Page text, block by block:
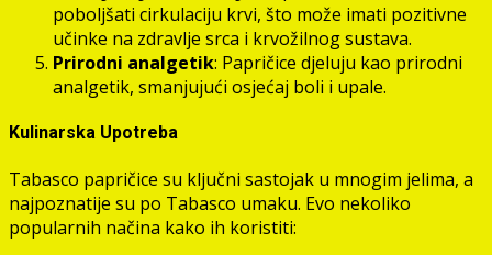
poboljšati cirkulaciju krvi, što može imati pozitivne
učinke na zdravlje srca i krvožilnog sustava.
Prirodni analgetik: Papričice djeluju kao prirodni
analgetik, smanjujući osjećaj boli i upale.
Kulinarska Upotreba
Tabasco papričice su ključni sastojak u mnogim jelima, a
najpoznatije su po Tabasco umaku. Evo nekoliko
popularnih načina kako ih koristiti: